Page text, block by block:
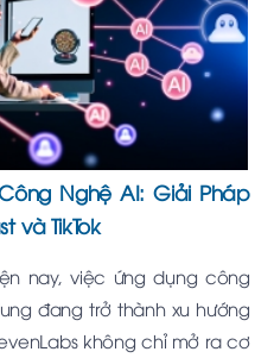
Nghệ AI: Giải Pháp
và TikTok
nay, việc ứng dụng công
đang trở thành xu hướng
không chỉ mở ra cơ